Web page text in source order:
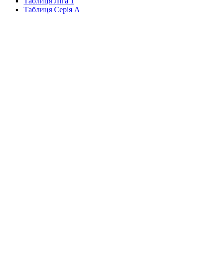
Таблиця Серія А